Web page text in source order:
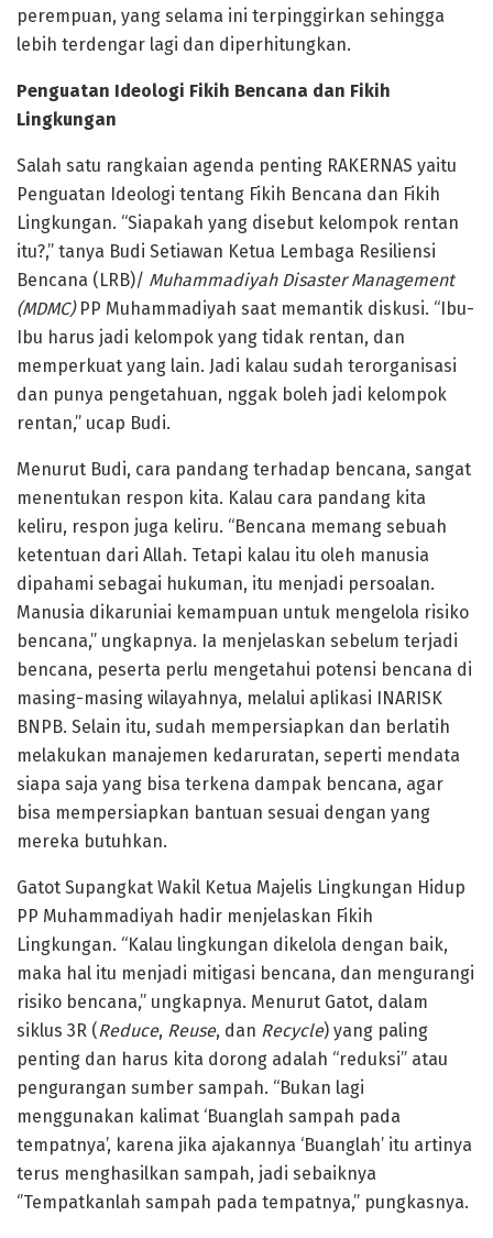
perempuan, yang selama ini terpinggirkan sehingga
lebih terdengar lagi dan diperhitungkan.
Penguatan Ideologi Fikih Bencana dan Fikih
Lingkungan
Salah satu rangkaian agenda penting RAKERNAS yaitu
Penguatan Ideologi tentang Fikih Bencana dan Fikih
Lingkungan. “Siapakah yang disebut kelompok rentan
itu?,” tanya Budi Setiawan Ketua Lembaga Resiliensi
Bencana (LRB)/ Muhammadiyah Disaster Management
(MDMC) PP Muhammadiyah saat memantik diskusi. “Ibu-
Ibu harus jadi kelompok yang tidak rentan, dan
memperkuat yang lain. Jadi kalau sudah terorganisasi
dan punya pengetahuan, nggak boleh jadi kelompok
rentan,” ucap Budi.
Menurut Budi, cara pandang terhadap bencana, sangat
menentukan respon kita. Kalau cara pandang kita
keliru, respon juga keliru. “Bencana memang sebuah
ketentuan dari Allah. Tetapi kalau itu oleh manusia
dipahami sebagai hukuman, itu menjadi persoalan.
Manusia dikaruniai kemampuan untuk mengelola risiko
bencana,” ungkapnya. Ia menjelaskan sebelum terjadi
bencana, peserta perlu mengetahui potensi bencana di
masing-masing wilayahnya, melalui aplikasi INARISK
BNPB. Selain itu, sudah mempersiapkan dan berlatih
melakukan manajemen kedaruratan, seperti mendata
siapa saja yang bisa terkena dampak bencana, agar
bisa mempersiapkan bantuan sesuai dengan yang
mereka butuhkan.
Gatot Supangkat Wakil Ketua Majelis Lingkungan Hidup
PP Muhammadiyah hadir menjelaskan Fikih
Lingkungan. “Kalau lingkungan dikelola dengan baik,
maka hal itu menjadi mitigasi bencana, dan mengurangi
risiko bencana,” ungkapnya. Menurut Gatot, dalam
siklus 3R (Reduce, Reuse, dan Recycle) yang paling
penting dan harus kita dorong adalah “reduksi” atau
pengurangan sumber sampah. “Bukan lagi
menggunakan kalimat ‘Buanglah sampah pada
tempatnya’, karena jika ajakannya ‘Buanglah’ itu artinya
terus menghasilkan sampah, jadi sebaiknya
‘’Tempatkanlah sampah pada tempatnya,” pungkasnya.